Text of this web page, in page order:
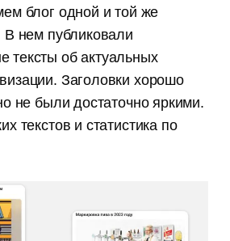
блог одной и той же
В нем публиковали
тексты об актуальных
Заголовки хорошо
не были достаточно яркими.
текстов и статистика по